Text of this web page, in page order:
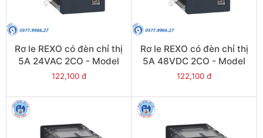
Rơ le REXO có đèn chỉ thị
5A 24VAC 2CO - Model
RXM2LB2B7
122,100 đ
Rơ le REXO có đèn chỉ thị
5A 48VDC 2CO - Model
RXM2LB2ED
122,100 đ